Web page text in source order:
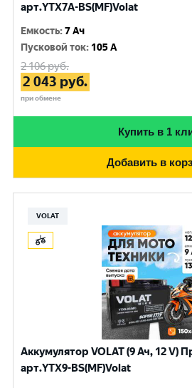
арт.YTX7A-BS(MF)Volat
Емкость:7 Ач
Пусковой ток: 105 A
2 106руб.
2 043 руб.
при обмене
Купить в 1
Добавить в
VOLAT
Аккумулятор VOLAT (9 Ач, 12 V)
арт.YTX9-BS(MF)Volat